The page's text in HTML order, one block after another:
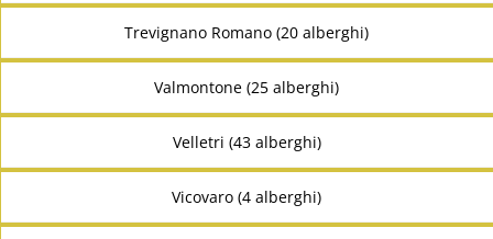
Trevignano Romano (20 alberghi)
Valmontone (25 alberghi)
Velletri (43 alberghi)
Vicovaro (4 alberghi)